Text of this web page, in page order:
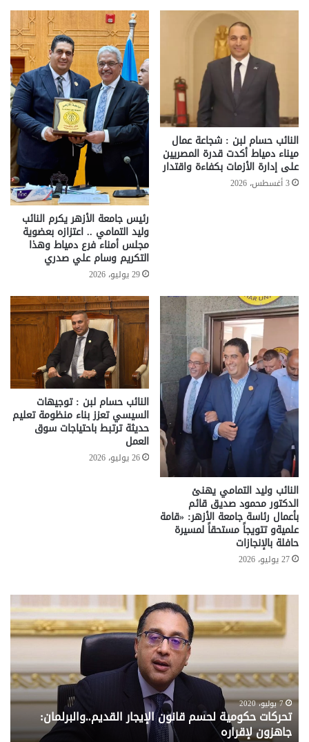
النائب حسام لبن : شجاعة عمال
ميناء دمياط أكدت قدرة المصريين
على إدارة الأزمات بكفاءة واقتدار
3 أغسطس، 2026
رئيس جامعة الأزهر يكرم النائب
وليد التمامي .. اعتزازه بعضوية
مجلس أمناء فرع دمياط وهذا
التكريم وسام علي صدري
29 يوليو، 2026
النائب وليد التمامي يهنئ
الدكتور محمود صديق قائم
بأعمال رئاسة جامعة الأزهر: «قامة
علميةو تتويجاً مستحقاً لمسيرة
حافلة بالإنجازات
27 يوليو، 2026
النائب حسام لبن : توجيهات
السيسي تعزز بناء منظومة تعليم
حديثة ترتبط باحتياجات سوق
العمل
26 يوليو، 2026
تحركات
حكومية
لحسم
قانون
القديم..والبرلمان:
جاهزون
لإقراره
7 يوليو، 2020
تحركات حكومية لحسم قانون الإيجار القديم..والبرلمان:
جاهزون لإقراره
..
من